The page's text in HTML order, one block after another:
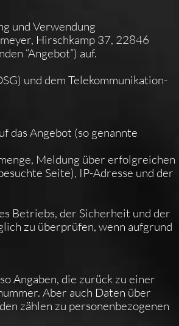
und Verwendung
Hirschkamp 37, 22846
“Angebot”) auf.
und dem Telekommunikation-
das Angebot (so genannte
Meldung über erfolgreichen
Seite), IP-Adresse und der
Betriebs, der Sicherheit und der
zu überprüfen, wenn aufgrund
Angaben, die zurück zu einer
Aber auch Daten über
zählen zu personenbezogenen